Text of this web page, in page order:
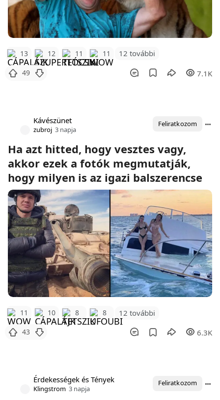
13 12 11 11 12 további
49 7.1K
Kávészünet
zubroj 3 napja
Feliratkozom
Ha azt hitted, hogy vesztes vagy,
akkor ezek a fotók megmutatják,
hogy milyen is az igazi balszerencse
11 10 8 8 12 további
43 6.3K
Érdekességek és Tények
Klingstrom 3 napja
Feliratkozom